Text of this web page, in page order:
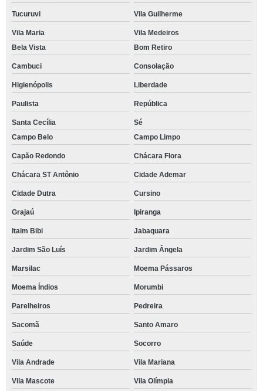
Tucuruvi Vila Guilherme
Vila Maria
Vila Medeiros
Bela Vista
Bom Retiro
Cambuci Consolação
Higienópolis Liberdade
Paulista República
Santa Cecília
Sé
Campo Belo
Campo Limpo
Capão Redondo Chácara Flora
Chácara ST Antônio Cidade Ademar
Cidade Dutra Cursino
Grajaú Ipiranga
Itaim Bibi Jabaquara
Jardim São Luís Jardim Ângela
Marsilac Moema Pássaros
Moema Índios Morumbi
Parelheiros Pedreira
Sacomã Santo Amaro
Saúde Socorro
Vila Andrade Vila Mariana
Vila Mascote
Vila Olímpia